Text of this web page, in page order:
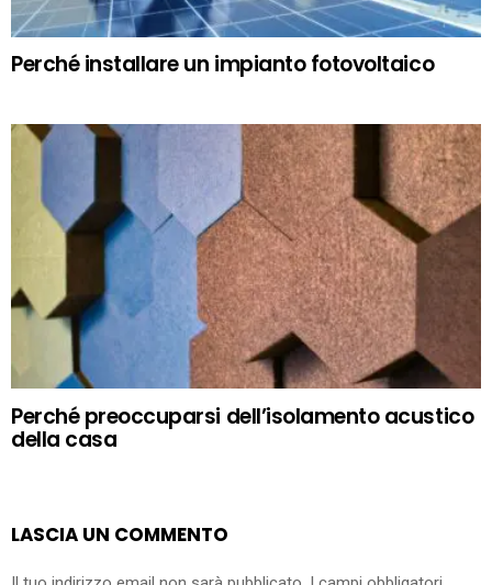
Perché installare un impianto fotovoltaico
Perché preoccuparsi dell’isolamento acustico
della casa
LASCIA UN COMMENTO